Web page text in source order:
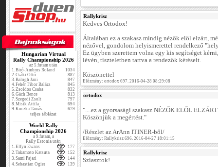
Hungarian Virtual
Rally Championship 2026
az 5.futam után
1.Biró-Ambrus Roland
1034
2.Csáki Ottó
887
3.Balogh Jani
847
4.Fehér Tibor Balázs
845
5.Zsoldos Csaba
832
6.Gách Bence
813
7.Szegedi Zsolt
797
8.Misik Attila
694
9.Koczka Tamás 679
teljes táblázat
World Rally
Championship 2026
a 9.futam, a
Rally Estonia után
1.Elfyn Ewans
177
2.Takamoto Katsuta
152
3.Sami Pajari
144
4.Sebastian Ogier
139
Rallykrisz
Kedves Ortodox!
Általában ez a szakasz mindig nézők elöl elzárt,
nézővel, gondolom helyismerettel rendelkező
Ez ügyben szerettem volna egy kis segítséget
lévén, tiszteletben tartva a rendezők kéréseit.
Köszönettel
Előzmény: ortodox 697. 2016-04-28 08:29:08
ortodox
"....ez a gyorsasági szakasz NÉZŐK ELŐL
Köszönjük a megértést."
/Részlet az ArAnn ITINER-ből/
Előzmény: Rallykrisz 696. 2016-04-27 18:01:15
Rallykrisz
Sziasztok!